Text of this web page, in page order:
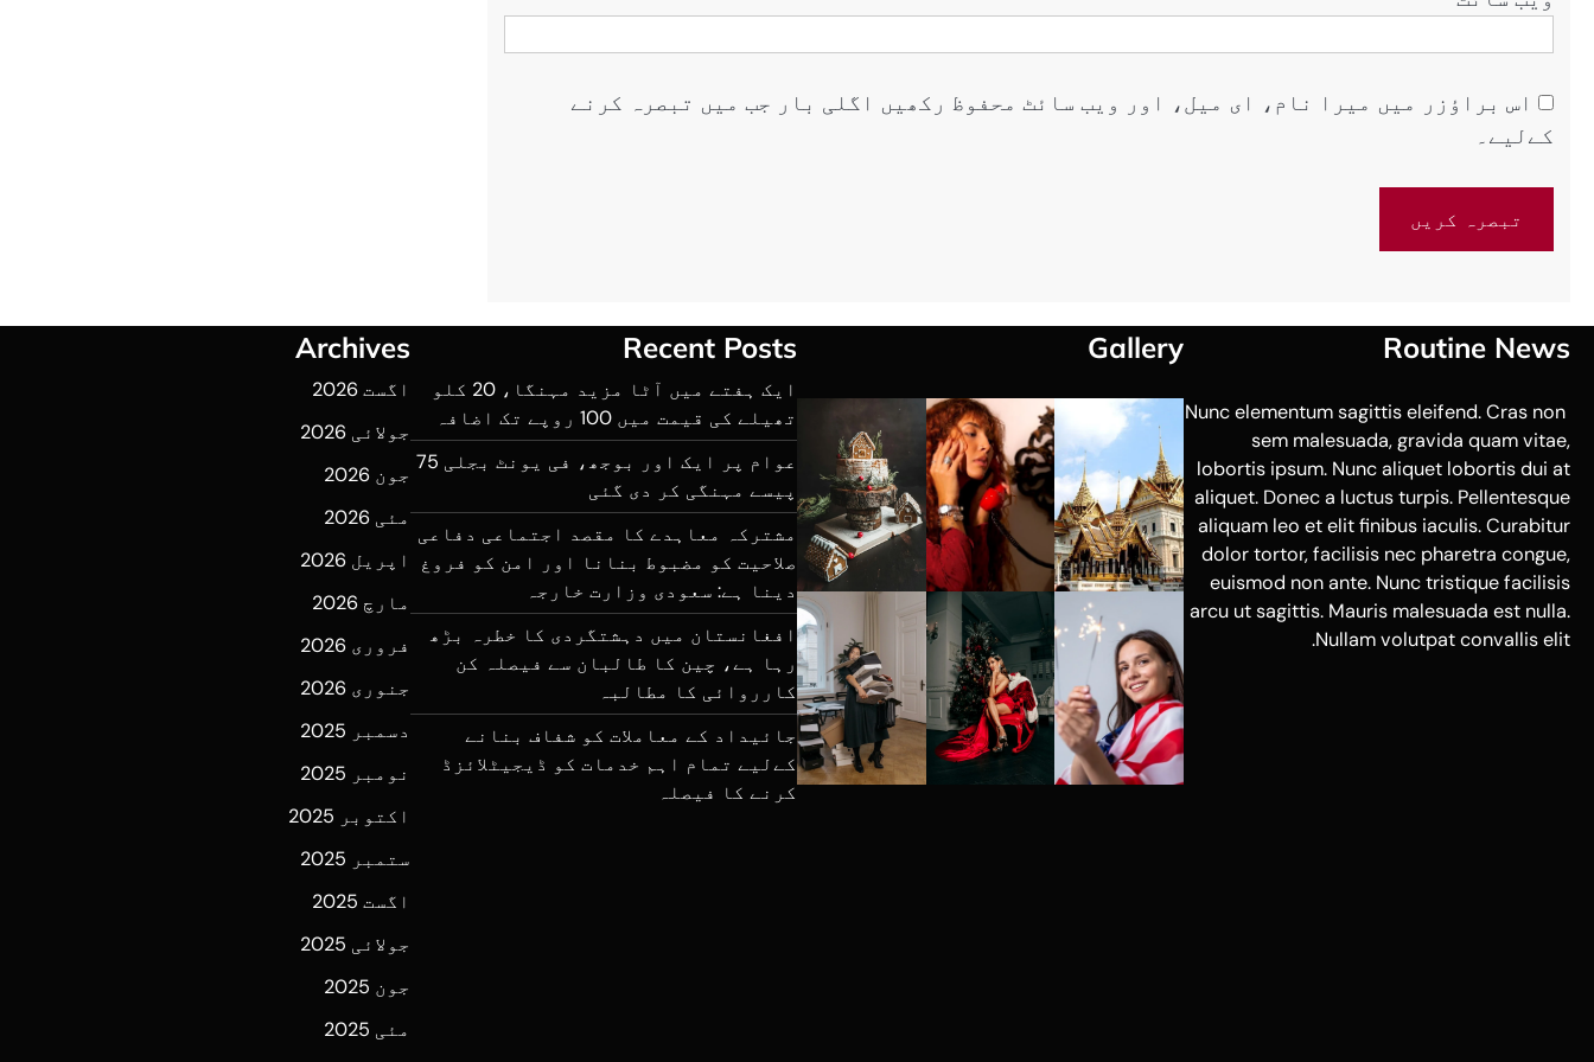
اس براؤزر میں میرا نام، ای میل، اور ویب سائٹ محفوظ رکھیں اگلی بار جب میں تبصرہ کرنے
کےلیے۔
Routine News
Nunc elementum sagittis eleifend. Cras non
sem malesuada, gravida quam vitae,
lobortis ipsum. Nunc aliquet lobortis dui at
aliquet. Donec a luctus turpis. Pellentesque
aliquam leo et elit finibus iaculis. Curabitur
dolor tortor, facilisis nec pharetra congue,
euismod non ante. Nunc tristique facilisis
arcu ut sagittis. Mauris malesuada est nulla.
Nullam volutpat convallis elit.
Gallery
Recent Posts
ایک ہفتے میں آٹا مزید مہنگا، 20 کلو
تھیلے کی قیمت میں 100 روپے تک اضافہ
عوام پر ایک اور بوجھ، فی یونٹ بجلی 75
پیسے مہنگی کر دی گئی
مشترکہ معاہدے کا مقصد اجتماعی دفاعی
صلاحیت کو مضبوط بنانا اور امن کو فروغ
دینا ہے: سعودی وزارت خارجہ
افغانستان میں دہشتگردی کا خطرہ بڑھ
رہا ہے، چین کا طالبان سے فیصلہ کن
کارروائی کا مطالبہ
جائیداد کے معاملات کو شفاف بنانے
کےلیے تمام اہم خدمات کو ڈیجیٹلائزڈ
کرنے کا فیصلہ
Archives
اگست 2026
جولائی 2026
جون 2026
مئی 2026
اپریل 2026
مارچ 2026
فروری 2026
جنوری 2026
دسمبر 2025
نومبر 2025
اکتوبر 2025
ستمبر 2025
اگست 2025
جولائی 2025
جون 2025
مئی 2025